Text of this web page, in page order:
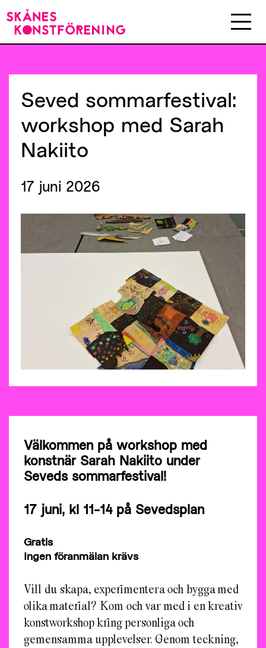
Seved sommarfestival:
workshop med Sarah
Nakiito
17 juni 2026
Välkommen på workshop med
konstnär Sarah Nakiito under
Seveds sommarfestival!
17 juni, kl 11-14 på Sevedsplan
Gratis
Ingen föranmälan krävs
Vill du skapa, experimentera och bygga med
olika material? Kom och var med i en kreativ
konstworkshop kring personliga och
gemensamma upplevelser. Genom teckning,